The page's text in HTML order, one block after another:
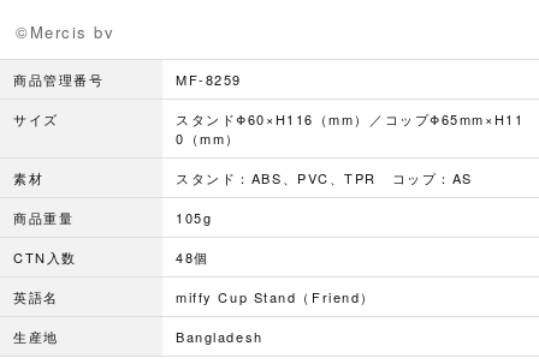
©︎Mercis bv
商品管理番号 MF-8259
サイズ
スタンドΦ60×H116（mm）／コップΦ65mm×H11
0（mm）
素材 スタンド：ABS、PVC、TPR コップ：AS
商品重量 105g
CTN入数 48個
英語名 miffy Cup Stand（Friend）
生産地 Bangladesh